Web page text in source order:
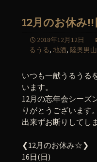
12月のお休み
2018年12月12日
るうる, 地酒, 陸奥男山
いつも一献うるうる
います。
12月の忘年会シーズ
りがとうございます
出来ずお断りしてし
❮12月のお休み☆❯
16日(日)